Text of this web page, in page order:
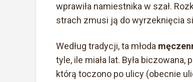
wprawiła namiestnika w szał.
strach zmusi ją do wyrzeknięcia
Według tradycji, ta młoda
tyle, ile miała lat. Była
którą toczono po ulicy (obecnie